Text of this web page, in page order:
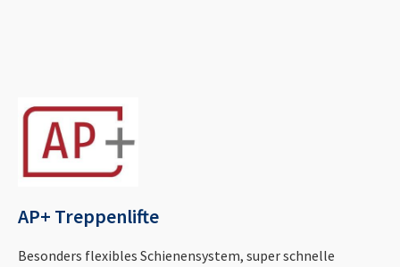
AP+ Treppenlifte
Besonders flexibles Schienensystem, super schnelle